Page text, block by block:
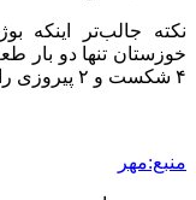
۴ شکست و ۲ پیروزی را به ثبت رسانده است.
منبع:مهر